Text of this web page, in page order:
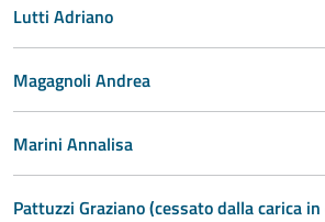
Lutti Adriano
Magagnoli Andrea
Marini Annalisa
Pattuzzi Graziano (cessato dalla carica